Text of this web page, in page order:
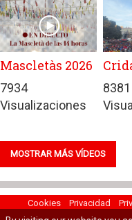
Mascletàs 2026
7934
Visualizaciones
8381
MOSTRAR MÁS VÍDEOS
Cookies Privacidad